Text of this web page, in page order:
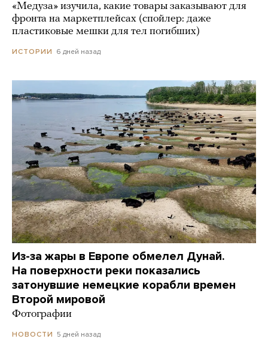
«Медуза» изучила, какие товары заказывают для
фронта на маркетплейсах (спойлер: даже
пластиковые мешки для тел погибших)
ИСТОРИИ 6 дней назад
Из-за жары в Европе обмелел Дунай.
На поверхности реки показались
затонувшие немецкие корабли времен
Второй мировой
Фотографии
НОВОСТИ 5 дней назад